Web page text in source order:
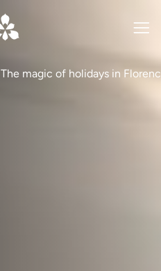
The magic of holidays in